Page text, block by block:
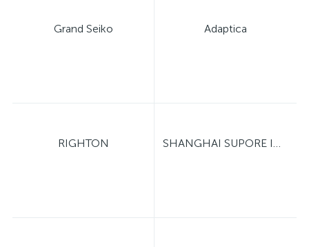
Grand Seiko Adaptica
RIGHTON SHANGHAI SUPORE INSTRUMENTS